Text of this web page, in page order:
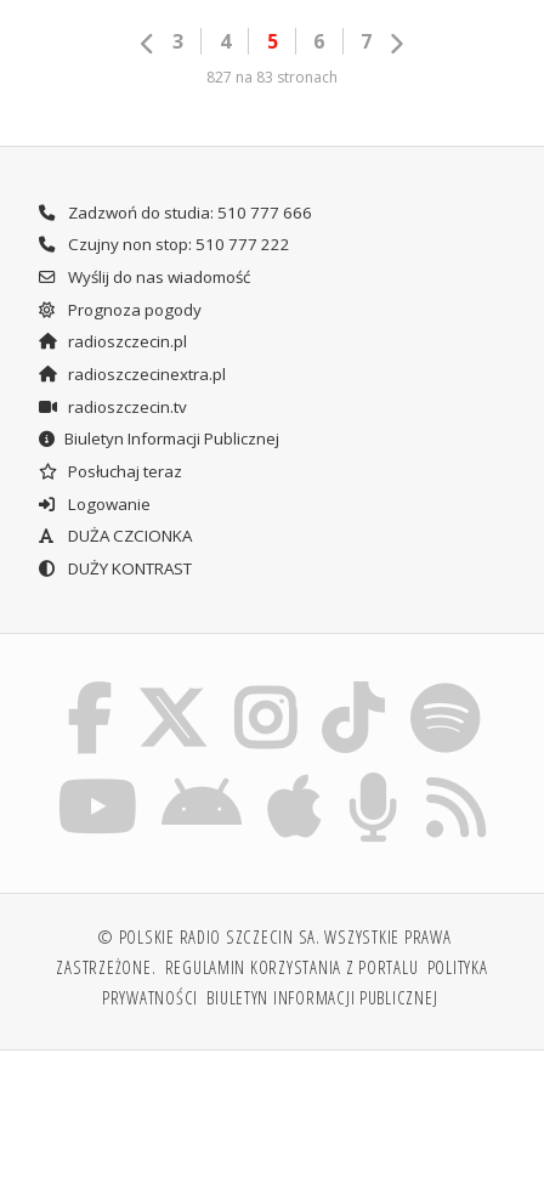
3 4 5 6 7
827 na 83 stronach
Zadzwoń do studia: 510 777 666
Czujny non stop: 510 777 222
Wyślij do nas wiadomość
Prognoza pogody
radioszczecin.pl
radioszczecinextra.pl
radioszczecin.tv
Biuletyn Informacji Publicznej
Posłuchaj teraz
Logowanie
DUŻA CZCIONKA
DUŻY KONTRAST
© POLSKIE RADIO SZCZECIN SA. WSZYSTKIE PRAWA
ZASTRZEŻONE. REGULAMIN KORZYSTANIA Z PORTALU POLITYKA
PRYWATNOŚCI BIULETYN INFORMACJI PUBLICZNEJ